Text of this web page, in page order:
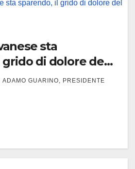
sta
di dolore del
ADAMO GUARINO, PRESIDENTE